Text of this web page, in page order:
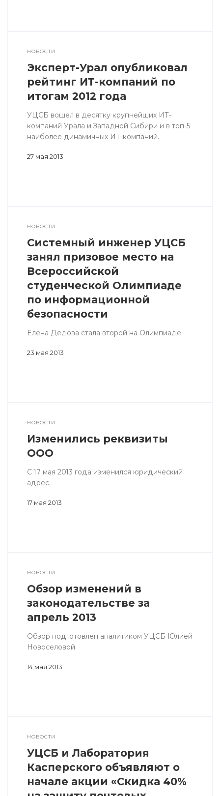
НОВОСТИ
Эксперт-Урал опубликовал
рейтинг ИТ-компаний по
итогам 2012 года
УЦСБ вошел в десятку крупнейших ИТ-
компаний Урала и Западной Сибири и в топ-5
наиболее динамичных ИТ-компаний.
27 мая 2013
НОВОСТИ
Системный инженер УЦСБ
занял призовое место на
Всероссийской
студенческой Олимпиаде
по информационной
безопасности
Елена Дедова стала второй на Олимпиаде.
23 мая 2013
НОВОСТИ
Изменились реквизиты
ООО
С 17 мая 2013 года изменился юридический
адрес.
17 мая 2013
НОВОСТИ
Обзор изменений в
законодательстве за
апрель 2013
Обзор подготовлен аналитиком УЦСБ Юлией
Новоселовой.
14 мая 2013
НОВОСТИ
УЦСБ и Лаборатория
Касперского объявляют о
начале акции «Скидка 40%